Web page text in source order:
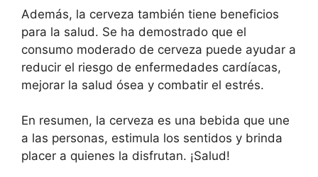
Además, la cerveza también tiene beneficios
para la salud. Se ha demostrado que el
consumo moderado de cerveza puede ayudar a
reducir el riesgo de enfermedades cardíacas,
mejorar la salud ósea y combatir el estrés.
En resumen, la cerveza es una bebida que une
a las personas, estimula los sentidos y brinda
placer a quienes la disfrutan. ¡Salud!